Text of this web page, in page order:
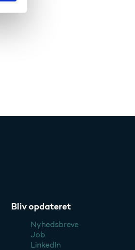
Bliv opdateret
Nyhedsbreve
Job
LinkedIn